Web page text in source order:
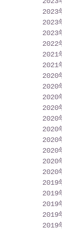
2023
2023
2023
2022
2021
2021
2020
2020
2020
2020
2020
2020
2020
2020
2020
2020
2019
2019
2019
2019
2019